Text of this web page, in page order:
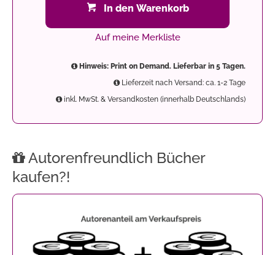
In den Warenkorb
Auf meine Merkliste
Hinweis: Print on Demand. Lieferbar in 5 Tagen.
Lieferzeit nach Versand: ca. 1-2 Tage
inkl. MwSt. & Versandkosten (innerhalb Deutschlands)
Autorenfreundlich Bücher
kaufen?!